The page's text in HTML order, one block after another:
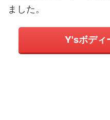
ました。
Y'sボディ